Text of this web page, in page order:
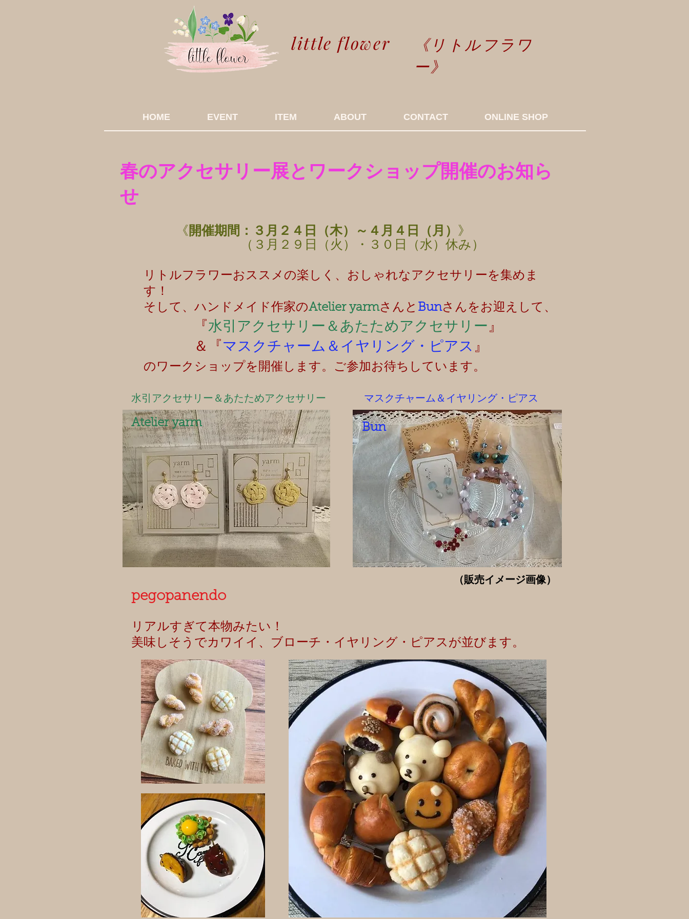
little flower
​《リトルフラワ
ー》
HOME EVENT ITEM ABOUT CONTACT ONLINE SHOP
春のアクセサリー展とワークショップ開催のお知ら
せ
《 開催期間：３月２４日（木）～４月４日（月） 》
（３月２９日（火）・３０日（水）休み）
リトルフラワーおススメの楽しく、おしゃれなアクセサリーを集めま
す！
そして、ハンドメイド作家のAtelier yarmさんと Bunさんをお迎えして、
『 水引アクセサリー＆あたためアクセサリー』
＆『 マスクチャーム＆イヤリング・ピアス 』
のワークショップを開催します。ご参加お待ちしています。
水引アクセサリー＆あたためアクセサリー
Atelier yarm
マスクチャーム＆イヤリング・ピアス
Bun
（販売イメージ画像）
pegopanendo
リアルすぎて本物みたい！
美味しそうでカワイイ、ブローチ・イヤリング・ピアスが並びます。